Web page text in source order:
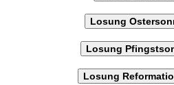
Losung
Losung
Losung